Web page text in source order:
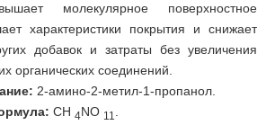
молекулярное поверхностное
характеристики покрытия и снижает
добавок и затраты без увеличения
органических соединений.
2-амино-2-метил-1-пропанол.
CH 4NO 11